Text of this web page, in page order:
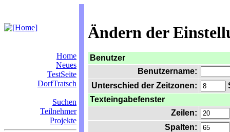
Ändern der
Home
Neues
TestSeite
DorfTratsch
Suchen
Teilnehmer
Projekte
Benutzer
Benutzername:
Unterschied der Zeitzonen:
Texteingabefenster
Zeilen:
Spalten: